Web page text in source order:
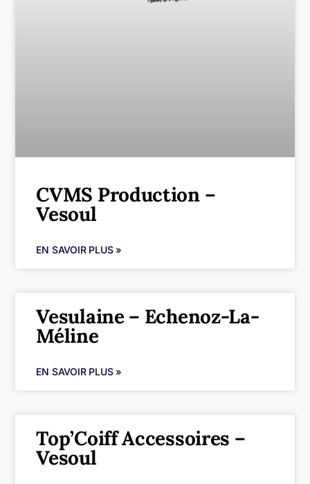
CVMS Production –
Vesoul
EN SAVOIR PLUS »
Vesulaine – Echenoz-La-
Méline
EN SAVOIR PLUS »
Top’Coiff Accessoires –
Vesoul